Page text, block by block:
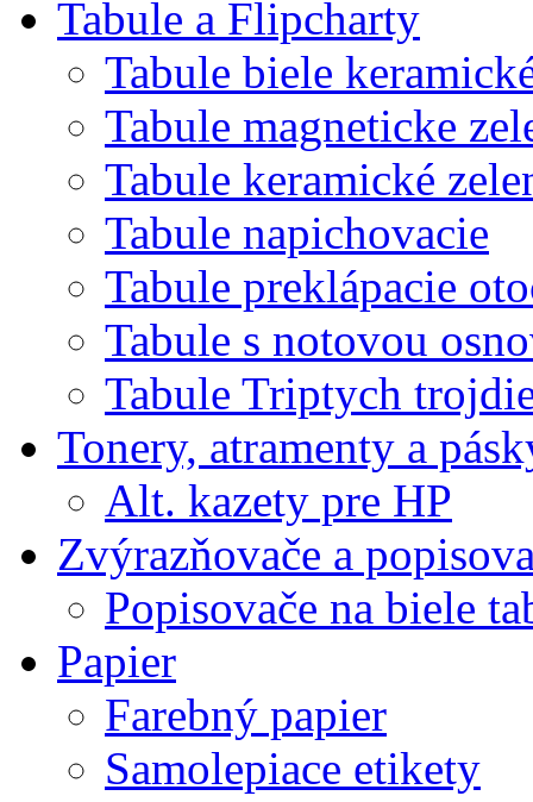
Tabule a Flipcharty
Tabule biele
Tabule magneticke
Tabule keramické
Tabule napichovacie
Tabule preklápacie
Tabule s notovou
Tabule Triptych
Tonery, atramenty a
Alt. kazety pre HP
Zvýrazňovače a
Popisovače na biele
Papier
Farebný papier
Samolepiace etikety